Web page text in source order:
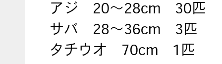
アジ 20～28cm 30匹
サバ 28～36cm 3匹
タチウオ 70cm 1匹